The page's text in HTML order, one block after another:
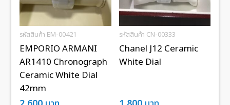
รหัสสินค้า EM-00421
EMPORIO ARMANI
AR1410 Chronograph
Ceramic White Dial
42mm
รหัสสินค้า CN-00333
Chanel J12 Ceramic
White Dial